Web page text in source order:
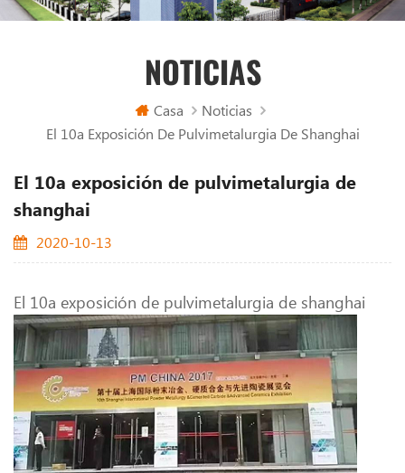
NOTICIAS
Casa
Noticias
El 10a Exposición De Pulvimetalurgia De Shanghai
El 10a exposición de pulvimetalurgia de
shanghai
2020-10-13
El 10a exposición de pulvimetalurgia de shanghai